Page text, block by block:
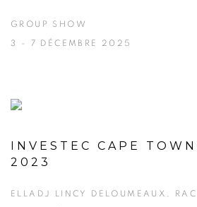
GROUP SHOW
3 - 7 DÉCEMBRE 2025
INVESTEC CAPE
2023
ELLADJ LINCY DELOUMEAUX,